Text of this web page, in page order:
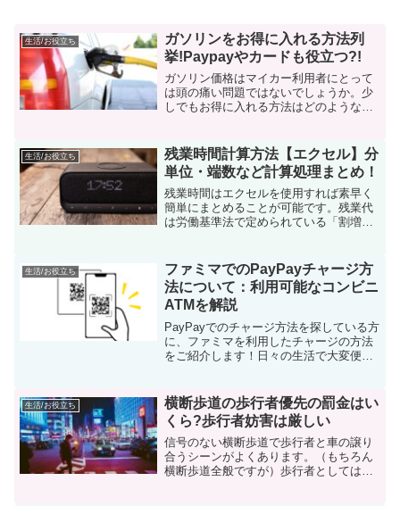
生活/お役立ち
ガソリンをお得に入れる方法列
挙!Paypayやカードも役立つ?!
ガソリン価格はマイカー利用者にとって
は頭の痛い問題ではないでしょうか。少
しでもお得に入れる方法はどのようなも
す。１ 会員割引を利用する。ガソリンス
タンドの会員に入ると会員...
生活/お役立ち
残業時間計算方法【エクセル】分
単位・端数など計算処理まとめ！
残業時間はエクセルを使用すれば素早く
簡単にまとめることが可能です。残業代
は労働基準法で定められている「割増賃
る必要がありますね。特に近年は長時間
労働が問題化し、国を上げ...
生活/お役立ち
ファミマでのPayPayチャージ方
法について：利用可能なコンビニ
ATMを解説
PayPayでのチャージ方法を探している方
に、ファミマを利用したチャージの方法
をご紹介します！日々の生活で大変便利
行口座やカードを直接使うことに抵抗を
感じる人もい...
生活/お役立ち
横断歩道の歩行者優先の罰金はい
くら?歩行者妨害は厳しい
信号のない横断歩道で歩行者と車の譲り
合うシーンがよくあります。（もちろん
横断歩道全般ですが）歩行者としては、